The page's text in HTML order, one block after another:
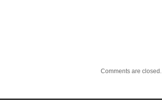
Comments are closed.